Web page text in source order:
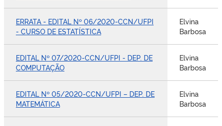
ERRATA - EDITAL Nº 06/2020-CCN/UFPI
- CURSO DE ESTATÍSTICA
Elvina
Barbosa
EDITAL Nº 07/2020-CCN/UFPI - DEP. DE
COMPUTAÇÃO
Elvina
Barbosa
EDITAL Nº 05/2020-CCN/UFPI – DEP. DE
MATEMÁTICA
Elvina
Barbosa